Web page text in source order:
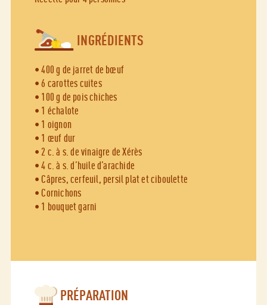
INGRÉDIENTS
• 400 g de jarret de bœuf
• 6 carottes cuites
• 100 g de pois chiches
• 1 échalote
• 1 oignon
• 1 œuf dur
• 2 c. à s. de vinaigre de Xérès
• 4 c. à s. d’huile d’arachide
• Câpres, cerfeuil, persil plat et ciboulette
• Cornichons
• 1 bouquet garni
PRÉPARATION